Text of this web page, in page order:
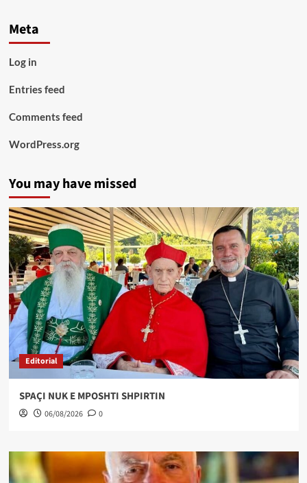
Meta
Log in
Entries feed
Comments feed
WordPress.org
You may have missed
Editorial
SPAÇI NUK E MPOSHTI SHPIRTIN
06/08/2026 0